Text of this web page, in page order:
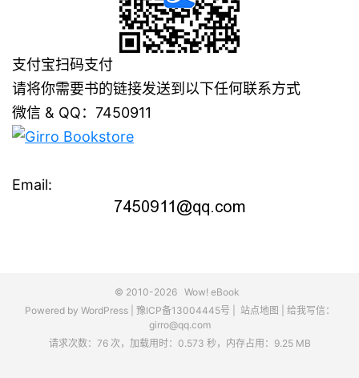
支付宝扫码支付
请将你需要书的链接发送到以下任何联系方式
微信 & QQ：7450911
Email:
© 2010-2026 Wow! eBook
Powered by WordPress| 豫ICP备13004445号 站点地图
给我写信：
girro@qq.com
请求次数：76 次，加载用时：0.573 秒，内存占用：9.25 MB